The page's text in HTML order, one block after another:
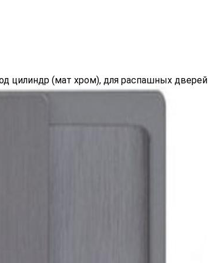
цилиндр (мат хром), для распашных дверей